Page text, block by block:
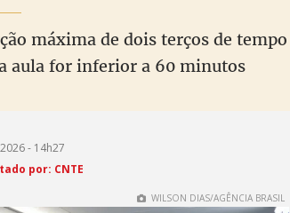
máxima de dois terços de
aula for inferior a 60 minutos
- 14h27
por: CNTE
WILSON DIAS/AGÊNCIA BRASIL